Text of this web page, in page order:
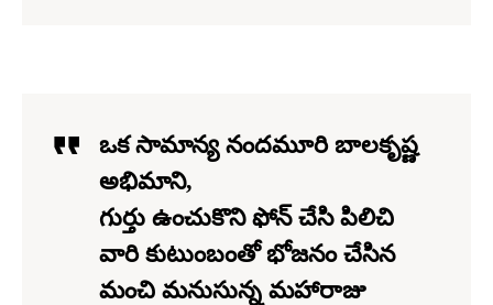
ఒక సామాన్య నందమూరి బాలకృష్ణ
అభిమాని,
గుర్తు ఉంచుకొని ఫోన్ చేసి పిలిచి
వారి కుటుంబంతో భోజనం చేసిన
మంచి మనుసున్న మహారాజు